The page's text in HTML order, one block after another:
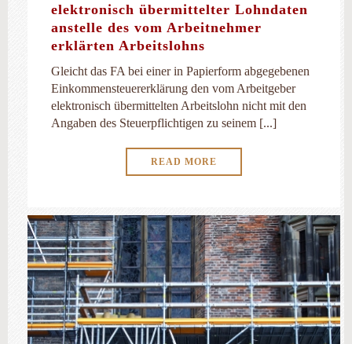
elektronisch übermittelter Lohndaten
anstelle des vom Arbeitnehmer
erklärten Arbeitslohns
Gleicht das FA bei einer in Papierform abgegebenen
Einkommensteuererklärung den vom Arbeitgeber
elektronisch übermittelten Arbeitslohn nicht mit den
Angaben des Steuerpflichtigen zu seinem [...]
READ MORE